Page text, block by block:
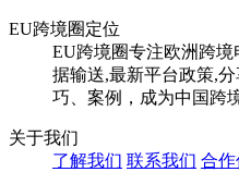
EU跨境圈定位
EU跨境圈专注欧洲跨
据输送,最新平台政策,
巧、案例，成为中国跨
关于我们
了解我们 联系我们 合